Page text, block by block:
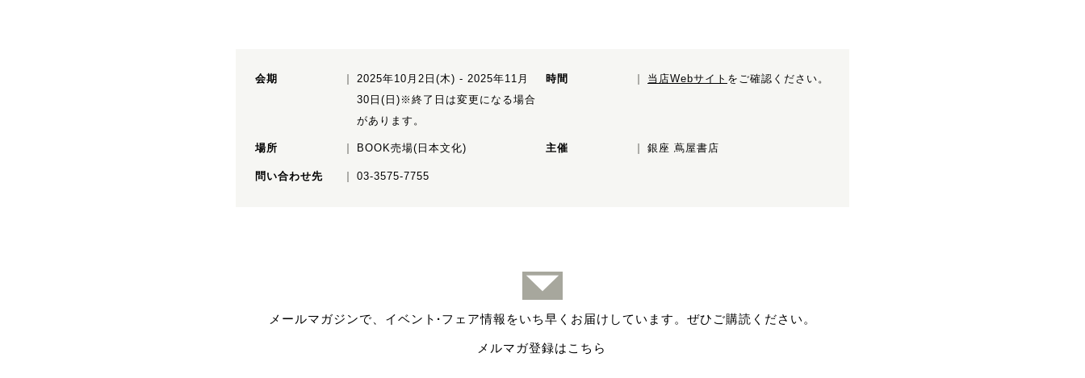
会期
2025年10月2日(木) - 2025年11月
30日(日)※終了日は変更になる場合
があります。
時間 当店Webサイト をご確認ください。
場所 BOOK売場(日本文化) 主催 銀座 蔦屋書店
問い合わせ先 03-3575-7755
メールマガジンで、イベント ·フェア情報をいち早くお届けしています。ぜひご購読ください。
メルマガ登録はこちら